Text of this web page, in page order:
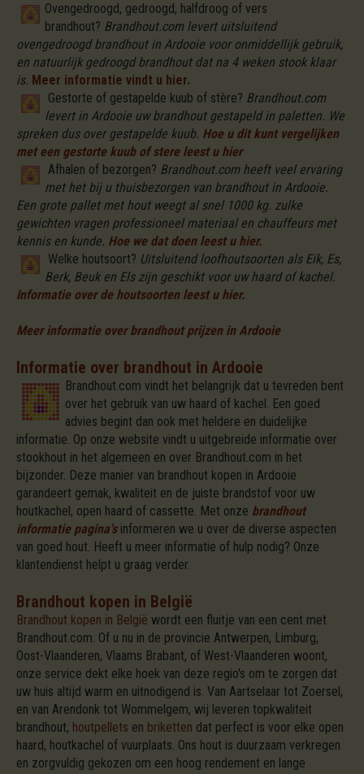
Ovengedroogd, gedroogd, halfdroog of vers
brandhout? Brandhout.com levert uitsluitend
ovengedroogd brandhout in Ardooie voor onmiddellijk gebruik,
en natuurlijk gedroogd brandhout dat na 4 weken stook klaar
is. Meer informatie vindt u hier.
Gestorte of gestapelde kuub of stère? Brandhout.com
levert in Ardooie uw brandhout gestapeld in paletten. We
spreken dus over gestapelde kuub. Hoe u dit kunt vergelijken
met een gestorte kuub of stere leest u hier
Afhalen of bezorgen? Brandhout.com heeft veel ervaring
met het bij u thuisbezorgen van brandhout in Ardooie.
Een grote pallet met hout weegt al snel 1000 kg. zulke
gewichten vragen professioneel materiaal en chauffeurs met
kennis en kunde. Hoe we dat doen leest u hier.
Welke houtsoort? Uitsluitend loofhoutsoorten als Eik, Es,
Berk, Beuk en Els zijn geschikt voor uw haard of kachel.
Informatie over de houtsoorten leest u hier.
Meer informatie over brandhout prijzen in Ardooie
Informatie over brandhout in Ardooie
Brandhout.com vindt het belangrijk dat u tevreden bent
over het gebruik van uw haard of kachel. Een goed
advies begint dan ook met heldere en duidelijke
informatie. Op onze website vindt u uitgebreide informatie over
stookhout in het algemeen en over Brandhout.com in het
bijzonder. Deze manier van brandhout kopen in Ardooie
garandeert gemak, kwaliteit en de juiste brandstof voor uw
houtkachel, open haard of cassette. Met onze brandhout
informatie pagina'sinformeren we u over de diverse aspecten
van goed hout. Heeft u meer informatie of hulp nodig? Onze
klantendienst helpt u graag verder.
Brandhout kopen in België
Brandhout kopen in België wordt een fluitje van een cent met
Brandhout.com. Of u nu in de provincie Antwerpen, Limburg,
Oost-Vlaanderen, Vlaams Brabant, of West-Vlaanderen woont,
onze service dekt elke hoek van deze regio's om te zorgen dat
uw huis altijd warm en uitnodigend is. Van Aartselaar tot Zoersel,
en van Arendonk tot Wommelgem, wij leveren topkwaliteit
brandhout, houtpellets en briketten dat perfect is voor elke open
haard, houtkachel of vuurplaats. Ons hout is duurzaam verkregen
en zorgvuldig gekozen om een hoog rendement en lange